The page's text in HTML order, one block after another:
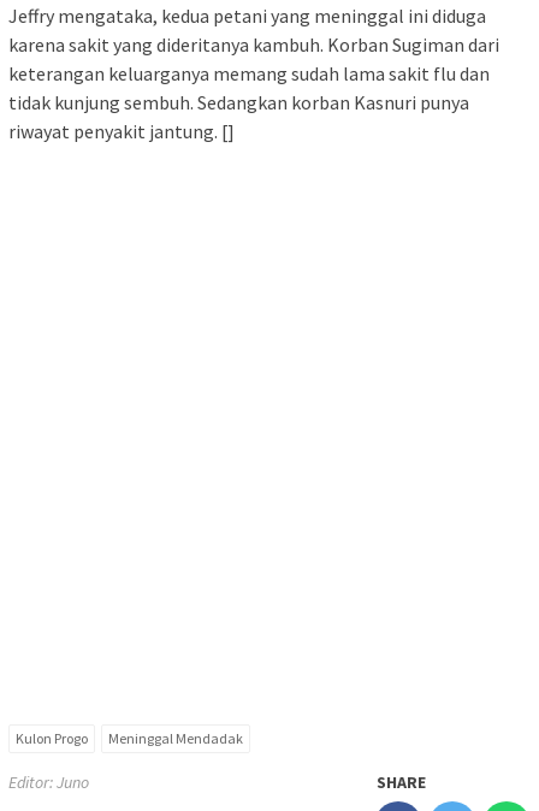
Jeffry mengataka, kedua petani yang meninggal ini diduga
karena sakit yang dideritanya kambuh. Korban Sugiman dari
keterangan keluarganya memang sudah lama sakit flu dan
tidak kunjung sembuh. Sedangkan korban Kasnuri punya
riwayat penyakit jantung. []
Kulon Progo Meninggal Mendadak
Editor: Juno SHARE